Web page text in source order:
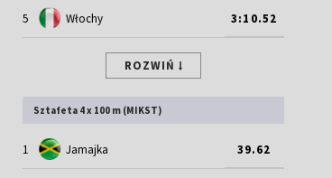
5 Włochy 3:10.52
ROZWIŃ
Sztafeta 4 x 100 m (MIKST)
1 Jamajka 39.62